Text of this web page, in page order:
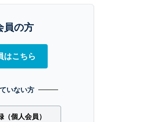
員の方
はこちら
いない方
個人会員）